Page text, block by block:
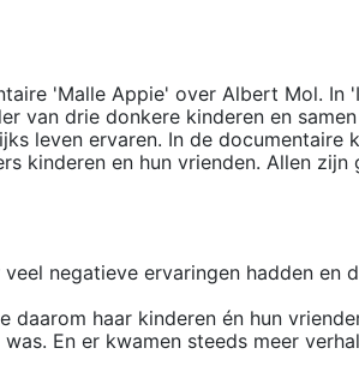
'Malle Appie' over Albert Mol. In
van drie donkere kinderen en
leven ervaren. In de documentaire
kinderen en hun vrienden. Allen zijn
negatieve ervaringen hadden en
haar kinderen én hun
En er kwamen steeds meer